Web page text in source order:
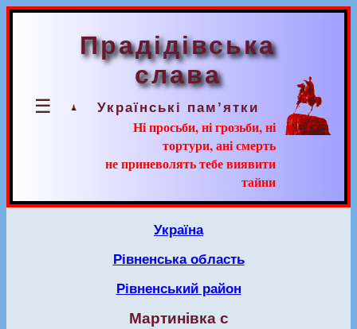
☰
Прадідівська
слава
Українські пам’ятки
Ні просьби, ні грозьби, ні
тортури, ані смерть
не приневолять тебе виявити
тайни
Україна
Рівненська область
Рівненський район
Мартинівка с